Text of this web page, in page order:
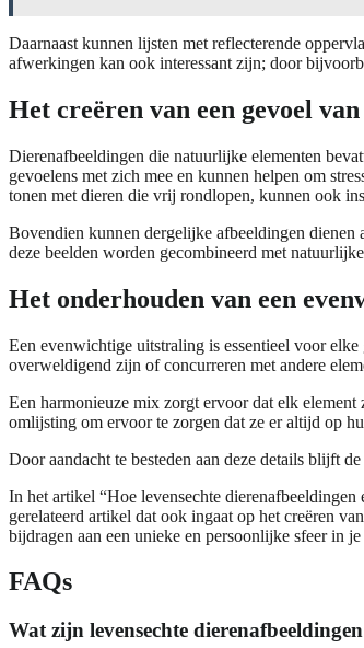
Daarnaast kunnen lijsten met reflecterende
afwerkingen kan ook interessant zijn; door
Het creëren van een gevoel
Dierenafbeeldingen die natuurlijke elementen
gevoelens met zich mee en kunnen helpen om
tonen met dieren die vrij rondlopen, kunnen ook
Bovendien kunnen dergelijke afbeeldingen dienen
deze beelden worden gecombineerd met
Het onderhouden van een
Een evenwichtige uitstraling is essentieel voor
overweldigend zijn of concurreren met andere
Een harmonieuze mix zorgt ervoor dat elk
omlijsting om ervoor te zorgen dat ze er altijd op
Door aandacht te besteden aan deze details blijft
In het artikel “Hoe levensechte
gerelateerd artikel dat ook ingaat op het creëren
bijdragen aan een unieke en persoonlijke sfeer in
FAQs
Wat zijn levensechte